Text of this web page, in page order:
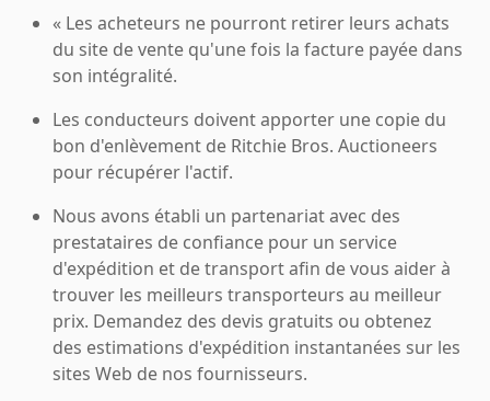
« Les acheteurs ne pourront retirer leurs achats
du site de vente qu'une fois la facture payée dans
son intégralité.
Les conducteurs doivent apporter une copie du
bon d'enlèvement de Ritchie Bros. Auctioneers
pour récupérer l'actif.
Nous avons établi un partenariat avec des
prestataires de confiance pour un service
d'expédition et de transport afin de vous aider à
trouver les meilleurs transporteurs au meilleur
prix. Demandez des devis gratuits ou obtenez
des estimations d'expédition instantanées sur les
sites Web de nos fournisseurs.